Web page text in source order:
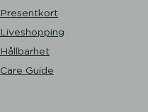
Presentkort
Liveshopping
Hållbarhet
Care Guide